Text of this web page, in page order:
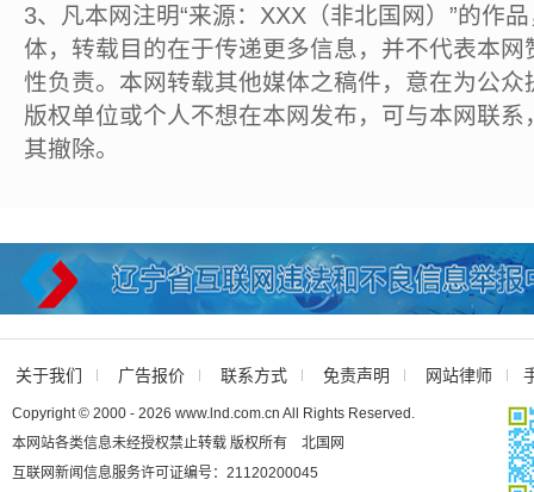
3、凡本网注明“来源：XXX（非北国网）”的作
体，转载目的在于传递更多信息，并不代表本
性负责。本网转载其他媒体之稿件，意在为公
版权单位或个人不想在本网发布，可与本网联
其撤除。
关于我们 广告报价 联系方式 免责声明 网站律师
Copyright © 2000 - 2026 www.lnd.com.cn All Rights Reserved.
本网站各类信息未经授权禁止转载 版权所有 北国网
互联网新闻信息服务许可证编号：21120200045